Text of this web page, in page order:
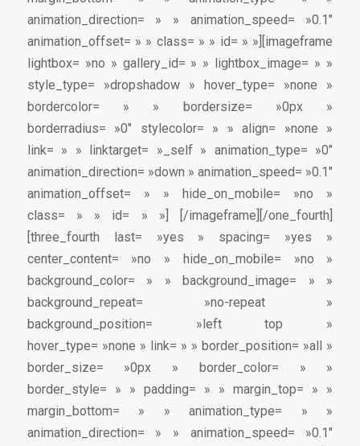
animation_direction= » » animation_speed= »0.1″
animation_offset= » » class= » » id= » »][imageframe
lightbox= »no » gallery_id= » » lightbox_image= » »
style_type= »dropshadow » hover_type= »none »
bordercolor= » » bordersize= »0px »
borderradius= »0″ stylecolor= » » align= »none »
link= » » linktarget= »_self » animation_type= »0″
animation_direction= »down » animation_speed= »0.1″
animation_offset= » » hide_on_mobile= »no »
class= » » id= » »] [/imageframe][/one_fourth]
[three_fourth last= »yes » spacing= »yes »
center_content= »no » hide_on_mobile= »no »
background_color= » » background_image= » »
background_repeat= »no-repeat »
background_position= »left top »
hover_type= »none » link= » » border_position= »all »
border_size= »0px » border_color= » »
border_style= » » padding= » » margin_top= » »
margin_bottom= » » animation_type= » »
animation_direction= » » animation_speed= »0.1″